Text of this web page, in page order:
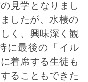
見学となりまし
したが、 水棲の
く、 興味深く観
に最後の「イル
着席する生徒も
ることもできた